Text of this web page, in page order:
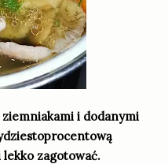
i dodanymi
lekko zagotować.